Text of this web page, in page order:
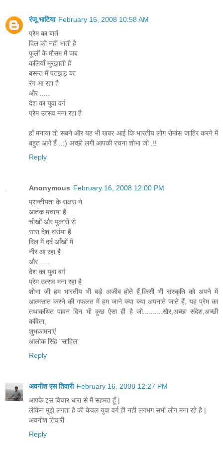
रंजू भाटिया February 16, 2008 10:58 AM
प्रेम का बातें
दिल को नहीं भाती है
फूलों के मौसम में जब
कलियाँ मुरझाती हैं
बसन्त में पतझड़ का
रंग आ रहा है
और .....
देश का युवा वर्ग
प्रेम उत्सव मना रहा है
हाँ मनाया तो सबने और यह भी खबर आई कि भारतीय लोग रोमांस जाहिर करने में
बहुत आगे हैं ..:) अच्छी लगी आपकी रचना शोभा जी .!!
Reply
Anonymous February 16, 2008 12:00 PM
प्रान्तीयता के राक्षस ने
आतंक मचाया है
चीखों और पुकारों से
सारा देश थर्राया है
दिल में दर्द आँखों में
नीर आ रहा है
और .....
देश का युवा वर्ग
प्रेम उत्सव मना रहा है
शोभा जी हम भारतीय भी बड़े अजीब होते हैं,किसी भी संस्कृति को अपने में
आत्मसात करने की गफलत में हम जाने क्या क्या अपनाते जाते हैं, यह प्रेम का
तथाकथित पावन दिन भी कुछ ऐसा ही है जो..........खैर,अच्छा संदेश,अच्छी
कविता,
शुभकामनाएं
आलोक सिंह "साहिल"
Reply
अवनीश एस तिवारी February 16, 2008 12:27 PM
आपके इस विचार धारा से मैं सहमत हूँ |
लेकिन मुझे लगता है की केवल युवा वर्ग ही नही लगभग सभी लोग मना रहे है |
अवनीश तिवारी
Reply